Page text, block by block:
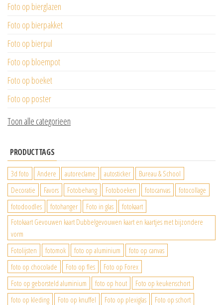
Foto op bierglazen
Foto op bierpakket
Foto op bierpul
Foto op bloempot
Foto op boeket
Foto op poster
Toon alle categorieen
PRODUCTTAGS
3d foto Andere autoreclame autosticker
Bureau & School
Decoratie
Favors Fotobehang Fotoboeken fotocanvas
fotocollage
fotodoodles
fotohanger Foto in glas
fotokaart
Fotokaart Gevouwen kaart Dubbelgevouwen kaart en kaartjes met bijzondere
vorm
Fotolijsten
fotomok foto op aluminium
foto op canvas
foto op chocolade
Foto op fles
Foto op Forex
Foto op geborsteld aluminium
foto op hout
Foto op keukenschort
foto op kleding
Foto op knuffel Foto op plexiglas
Foto op schort